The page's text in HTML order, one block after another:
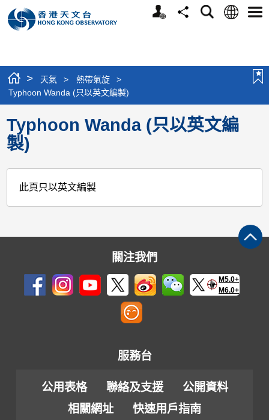
個
分
搜
語
選
> 天氣 > 熱帶氣旋
>
Typhoon Wanda (只以英文編製)
Typhoon Wanda (只以英文編
製)
此頁只以英文編製
關注我們
M5.0+
M6.0+
服務台
公用表格 聯絡及支援
公開資料
相關網址
快速用戶指南